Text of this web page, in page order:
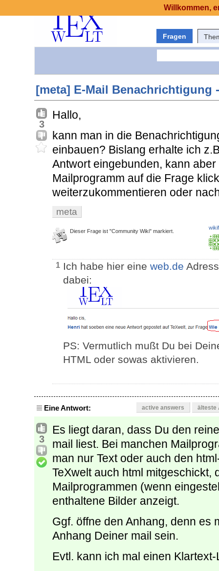
Fragen
[meta] E-Mail Benachrichtigung
3
Hallo,
kann man in die
einbauen? Bislang erhalte ich
Antwort eingebunden, kann
Mailprogramm auf die Frage
weiterzukommentieren oder
meta
Dieser Frage ist "Community Wiki" markiert.
1 Ich habe hier eine web.de
dabei:
PS: Vermutlich mußt Du bei
HTML oder sowas aktivieren.
Eine Antwort: active answers älteste
3
Es liegt daran, dass Du den
mail liest. Bei manchen
man nur Text oder auch den
TeXwelt auch html mitgeschickt,
Mailprogrammen (wenn
enthaltene Bilder anzeigt.
Ggf. öffne den Anhang, denn es
Anhang Deiner mail sein.
Evtl. kann ich mal einen
Willkommen,